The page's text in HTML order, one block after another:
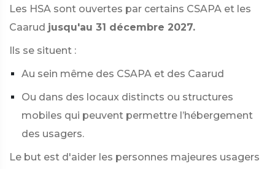
Les HSA sont ouvertes par certains CSAPA et les
Caarud jusqu'au 31 décembre 2027.
Ils se situent :
Au sein même des CSAPA et des Caarud
Ou dans des locaux distincts ou structures
mobiles qui peuvent permettre l’hébergement
des usagers.
Le but est d'aider les personnes majeures usagers